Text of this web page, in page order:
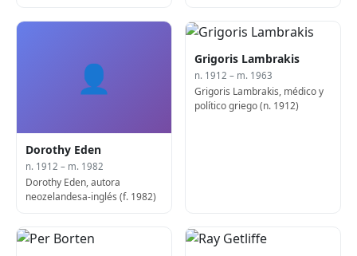
👤
Dorothy Eden
n. 1912 – m. 1982
Dorothy Eden, autora
neozelandesa-inglés (f. 1982)
Grigoris Lambrakis
n. 1912 – m. 1963
Grigoris Lambrakis, médico y
político griego (n. 1912)